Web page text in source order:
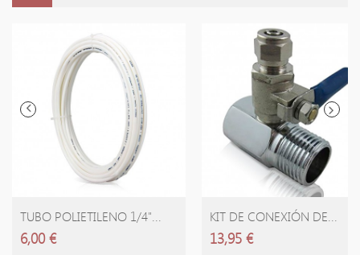
AÑADIR CARRITO
TUBO POLIETILENO 1/4"...
6,00 €
AÑADIR CARRITO
KIT DE CONEXIÓN DE...
13,95 €